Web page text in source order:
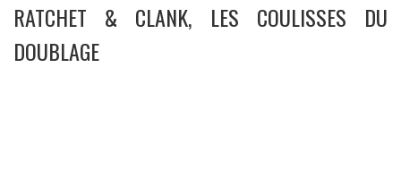
RATCHET & CLANK, LES COULISSES DU
DOUBLAGE